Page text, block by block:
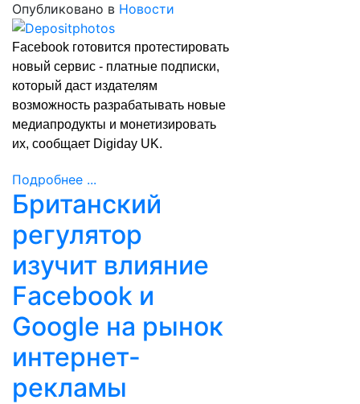
Опубликовано в Новости
Facebook готовится протестировать
новый сервис - платные подписки,
который даст издателям
возможность разрабатывать новые
медиапродукты и монетизировать
их, сообщает Digiday UK.
Подробнее ...
Британский
регулятор
изучит влияние
Facebook и
Google на рынок
интернет-
рекламы